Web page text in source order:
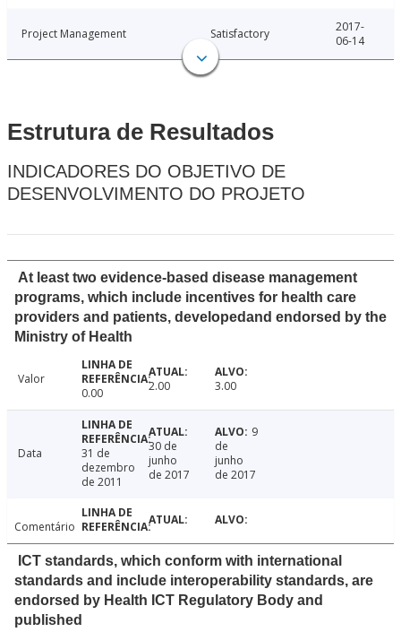
Project Management Satisfactory
2017-
06-14
Estrutura de Resultados
INDICADORES DO OBJETIVO DE
DESENVOLVIMENTO DO PROJETO
At least two evidence-based disease management
programs, which include incentives for health care
providers and patients, developedand endorsed by the
Ministry of Health
Valor
0.00
2.00 3.00
Data
31 de
dezembro
de 2011
30 de
junho
de 2017
9
de
junho
de 2017
Comentário
ICT standards, which conform with international
standards and include interoperability standards, are
endorsed by Health ICT Regulatory Body and
published